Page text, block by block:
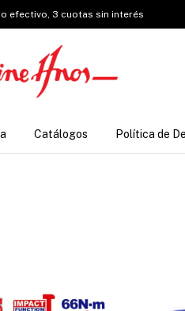
efectivo, 3 cuotas sin interés
Catálogos Política de